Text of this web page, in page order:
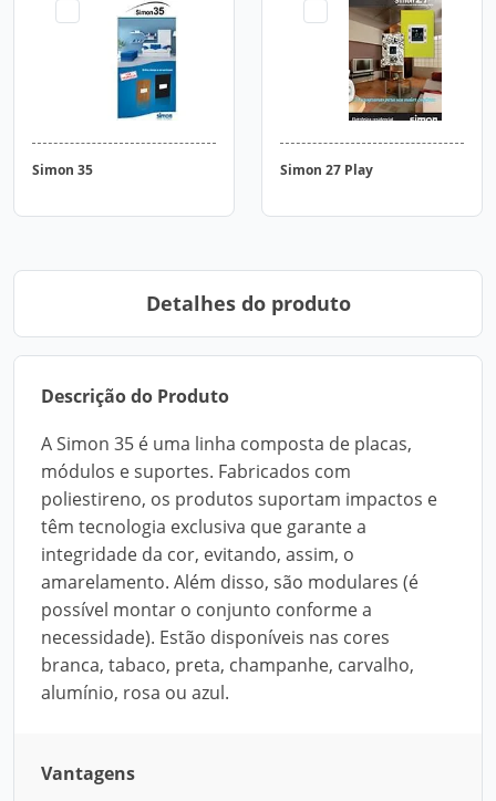
Simon 35 Simon 27 Play
Detalhes do produto
Descrição do Produto
A Simon 35 é uma linha composta de placas,
módulos e suportes. Fabricados com
poliestireno, os produtos suportam impactos e
têm tecnologia exclusiva que garante a
integridade da cor, evitando, assim, o
amarelamento. Além disso, são modulares (é
possível montar o conjunto conforme a
necessidade). Estão disponíveis nas cores
branca, tabaco, preta, champanhe, carvalho,
alumínio, rosa ou azul.
Vantagens